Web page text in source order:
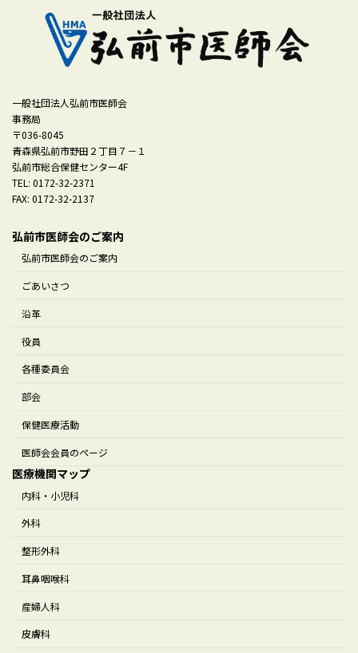
一般社団法人弘前市医師会
事務局
〒036-8045
青森県弘前市野田２丁目７－１
弘前市総合保健センター4F
TEL: 0172-32-2371
FAX: 0172-32-2137
弘前市医師会のご案内
弘前市医師会のご案内
ごあいさつ
沿革
役員
各種委員会
部会
保健医療活動
医師会会員のページ
医療機関マップ
内科・小児科
外科
整形外科
耳鼻咽喉科
産婦人科
皮膚科